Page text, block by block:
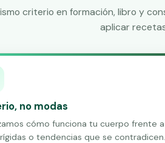
criterio en formación, libro y
aplicar
no modas
cómo funciona tu cuerpo frente a
o tendencias que se contradicen.